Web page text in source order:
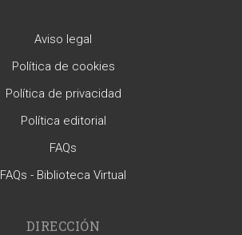
Aviso legal
Política de cookies
Política de privacidad
Política editorial
FAQs
FAQs - Biblioteca Virtual
DIRECCIÓN